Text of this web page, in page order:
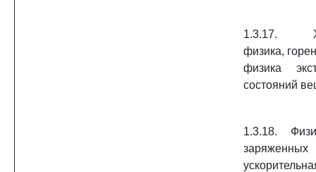
1.3.17.
физика,
физика
состояний
1.3.18.